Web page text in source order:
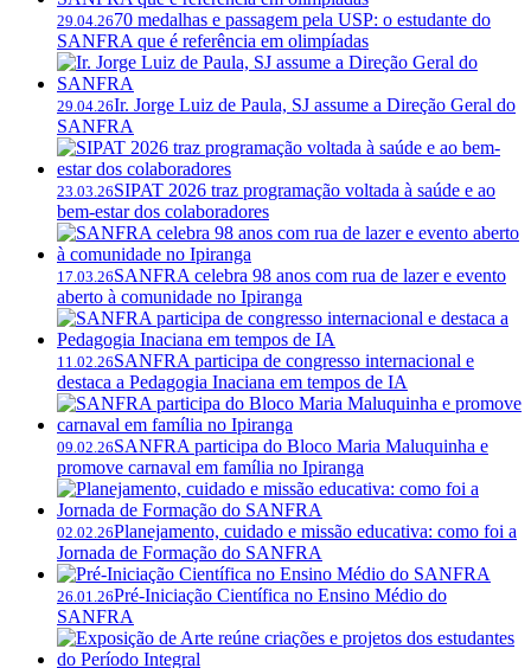
29.04.2670 medalhas e passagem pela USP: o estudante do
SANFRA que é referência em olimpíadas
29.04.26Ir. Jorge Luiz de Paula, SJ assume a Direção Geral do
SANFRA
23.03.26SIPAT 2026 traz programação voltada à saúde e ao
bem-estar dos colaboradores
17.03.26SANFRA celebra 98 anos com rua de lazer e evento
aberto à comunidade no Ipiranga
11.02.26SANFRA participa de congresso internacional e
destaca a Pedagogia Inaciana em tempos de IA
09.02.26SANFRA participa do Bloco Maria Maluquinha e
promove carnaval em família no Ipiranga
02.02.26Planejamento, cuidado e missão educativa: como foi a
Jornada de Formação do SANFRA
26.01.26Pré-Iniciação Científica no Ensino Médio do
SANFRA